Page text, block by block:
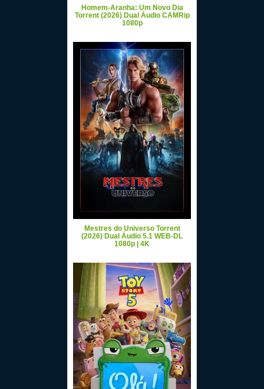
Homem-Aranha: Um Novo Dia
Torrent (2026) Dual Áudio CAMRip
1080p
Mestres do Universo Torrent
(2026) Dual Áudio 5.1 WEB-DL
1080p | 4K